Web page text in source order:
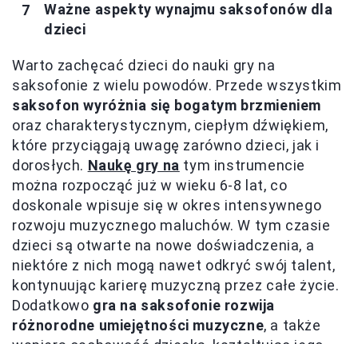
Ważne aspekty wynajmu saksofonów dla
dzieci
Warto zachęcać dzieci do nauki gry na
saksofonie z wielu powodów. Przede wszystkim
saksofon wyróżnia się bogatym brzmieniem
oraz charakterystycznym, ciepłym dźwiękiem,
które przyciągają uwagę zarówno dzieci, jak i
dorosłych. Naukę gry na tym instrumencie
można rozpocząć już w wieku 6-8 lat, co
doskonale wpisuje się w okres intensywnego
rozwoju muzycznego maluchów. W tym czasie
dzieci są otwarte na nowe doświadczenia, a
niektóre z nich mogą nawet odkryć swój talent,
kontynuując karierę muzyczną przez całe życie.
Dodatkowo gra na saksofonie rozwija
różnorodne umiejętności muzyczne, a także